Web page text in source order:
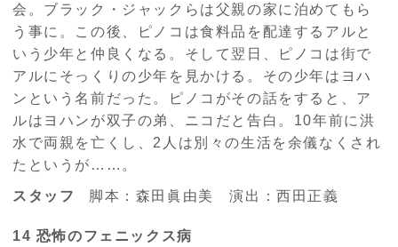
会。ブラック・ジャックらは父親の家に泊めてもら
う事に。この後、ピノコは食料品を配達するアルと
いう少年と仲良くなる。そして翌日、ピノコは街で
アルにそっくりの少年を見かける。その少年はヨハ
ンという名前だった。ピノコがその話をすると、ア
ルはヨハンが双子の弟、ニコだと告白。10年前に洪
水で両親を亡くし、2人は別々の生活を余儀なくされ
たというが……。
スタッフ 脚本：森田眞由美 演出：西田正義
14 恐怖のフェニックス病